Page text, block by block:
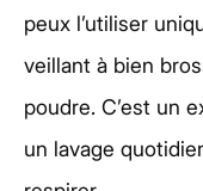
peux l’utiliser
veillant à bien
poudre. C’est un
un lavage